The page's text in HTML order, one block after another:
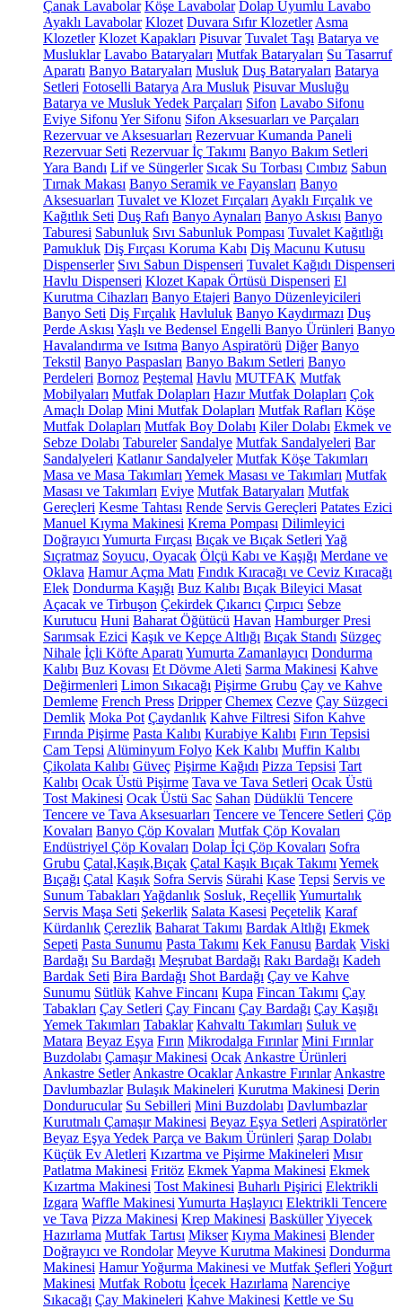
Çanak Lavabolar Köşe Lavabolar Dolap Uyumlu Lavabo
Ayaklı Lavabolar Klozet Duvara Sıfır Klozetler Asma
Klozetler Klozet Kapakları Pisuvar Tuvalet Taşı Batarya ve
Musluklar Lavabo Bataryaları Mutfak Bataryaları Su Tasarruf
Aparatı Banyo Bataryaları Musluk Duş Bataryaları Batarya
Setleri Fotoselli Batarya Ara Musluk Pisuvar Musluğu
Batarya ve Musluk Yedek Parçaları Sifon Lavabo Sifonu
Eviye Sifonu Yer Sifonu Sifon Aksesuarları ve Parçaları
Rezervuar ve Aksesuarları Rezervuar Kumanda Paneli
Rezervuar Seti Rezervuar İç Takımı Banyo Bakım Setleri
Yara Bandı Lif ve Süngerler Sıcak Su Torbası Cımbız Sabun
Tırnak Makası Banyo Seramik ve Fayansları Banyo
Aksesuarları Tuvalet ve Klozet Fırçaları Ayaklı Fırçalık ve
Kağıtlık Seti Duş Rafı Banyo Aynaları Banyo Askısı Banyo
Taburesi Sabunluk Sıvı Sabunluk Pompası Tuvalet Kağıtlığı
Pamukluk Diş Fırçası Koruma Kabı Diş Macunu Kutusu
Dispenserler Sıvı Sabun Dispenseri Tuvalet Kağıdı Dispenseri
Havlu Dispenseri Klozet Kapak Örtüsü Dispenseri El
Kurutma Cihazları Banyo Etajeri Banyo Düzenleyicileri
Banyo Seti Diş Fırçalık Havluluk Banyo Kaydırmazı Duş
Perde Askısı Yaşlı ve Bedensel Engelli Banyo Ürünleri Banyo
Havalandırma ve Isıtma Banyo Aspiratörü Diğer Banyo
Tekstil Banyo Paspasları Banyo Bakım Setleri Banyo
Perdeleri Bornoz Peştemal Havlu MUTFAK Mutfak
Mobilyaları Mutfak Dolapları Hazır Mutfak Dolapları Çok
Amaçlı Dolap Mini Mutfak Dolapları Mutfak Rafları Köşe
Mutfak Dolapları Mutfak Boy Dolabı Kiler Dolabı Ekmek ve
Sebze Dolabı Tabureler Sandalye Mutfak Sandalyeleri Bar
Sandalyeleri Katlanır Sandalyeler Mutfak Köşe Takımları
Masa ve Masa Takımları Yemek Masası ve Takımları Mutfak
Masası ve Takımları Eviye Mutfak Bataryaları Mutfak
Gereçleri Kesme Tahtası Rende Servis Gereçleri Patates Ezici
Manuel Kıyma Makinesi Krema Pompası Dilimleyici
Doğrayıcı Yumurta Fırçası Bıçak ve Bıçak Setleri Yağ
Sıçratmaz Soyucu, Oyacak Ölçü Kabı ve Kaşığı Merdane ve
Oklava Hamur Açma Matı Fındık Kıracağı ve Ceviz Kıracağı
Elek Dondurma Kaşığı Buz Kalıbı Bıçak Bileyici Masat
Açacak ve Tirbuşon Çekirdek Çıkarıcı Çırpıcı Sebze
Kurutucu Huni Baharat Öğütücü Havan Hamburger Presi
Sarımsak Ezici Kaşık ve Kepçe Altlığı Bıçak Standı Süzgeç
Nihale İçli Köfte Aparatı Yumurta Zamanlayıcı Dondurma
Kalıbı Buz Kovası Et Dövme Aleti Sarma Makinesi Kahve
Değirmenleri Limon Sıkacağı Pişirme Grubu Çay ve Kahve
Demleme French Press Dripper Chemex Cezve Çay Süzgeci
Demlik Moka Pot Çaydanlık Kahve Filtresi Sifon Kahve
Fırında Pişirme Pasta Kalıbı Kurabiye Kalıbı Fırın Tepsisi
Cam Tepsi Alüminyum Folyo Kek Kalıbı Muffin Kalıbı
Çikolata Kalıbı Güveç Pişirme Kağıdı Pizza Tepsisi Tart
Kalıbı Ocak Üstü Pişirme Tava ve Tava Setleri Ocak Üstü
Tost Makinesi Ocak Üstü Sac Sahan Düdüklü Tencere
Tencere ve Tava Aksesuarları Tencere ve Tencere Setleri Çöp
Kovaları Banyo Çöp Kovaları Mutfak Çöp Kovaları
Endüstriyel Çöp Kovaları Dolap İçi Çöp Kovaları Sofra
Grubu Çatal,Kaşık,Bıçak Çatal Kaşık Bıçak Takımı Yemek
Bıçağı Çatal Kaşık Sofra Servis Sürahi Kase Tepsi Servis ve
Sunum Tabakları Yağdanlık Sosluk, ReçellikYumurtalık
Servis Maşa Seti Şekerlik Salata Kasesi Peçetelik Karaf
Kürdanlık Çerezlik Baharat Takımı Bardak Altlığı Ekmek
Sepeti Pasta Sunumu Pasta Takımı Kek Fanusu Bardak Viski
Bardağı Su Bardağı Meşrubat Bardağı Rakı Bardağı Kadeh
Bardak Seti Bira Bardağı Shot Bardağı Çay ve Kahve
Sunumu Sütlük Kahve Fincanı Kupa Fincan Takımı Çay
Tabakları Çay Setleri Çay Fincanı Çay Bardağı Çay Kaşığı
Yemek Takımları Tabaklar Kahvaltı Takımları Suluk ve
Matara Beyaz Eşya Fırın Mikrodalga Fırınlar Mini Fırınlar
Buzdolabı Çamaşır Makinesi Ocak Ankastre Ürünleri
Ankastre Setler Ankastre Ocaklar Ankastre Fırınlar Ankastre
Davlumbazlar Bulaşık Makineleri Kurutma Makinesi Derin
Dondurucular Su Sebilleri Mini Buzdolabı Davlumbazlar
Kurutmalı Çamaşır Makinesi Beyaz Eşya Setleri Aspiratörler
Beyaz Eşya Yedek Parça ve Bakım Ürünleri Şarap Dolabı
Küçük Ev Aletleri Kızartma ve Pişirme Makineleri Mısır
Patlatma Makinesi Fritöz Ekmek Yapma Makinesi Ekmek
Kızartma Makinesi Tost Makinesi Buharlı Pişirici Elektrikli
Izgara Waffle Makinesi Yumurta Haşlayıcı Elektrikli Tencere
ve Tava Pizza Makinesi Krep Makinesi BasküllerYiyecek
Hazırlama Mutfak Tartısı Mikser Kıyma Makinesi Blender
Doğrayıcı ve Rondolar Meyve Kurutma Makinesi Dondurma
Makinesi Hamur Yoğurma Makinesi ve Mutfak Şefleri Yoğurt
Makinesi Mutfak Robotu İçecek Hazırlama Narenciye
Sıkacağı Çay Makineleri Kahve Makinesi Kettle ve Su